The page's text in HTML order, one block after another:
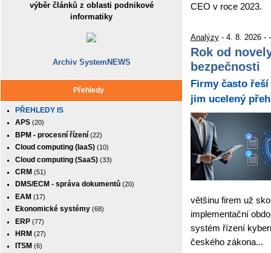
výběr článků z oblasti podnikové
informatiky
Archiv SystemNEWS
Přehledy
PŘEHLEDY IS
APS (20)
BPM - procesní řízení (22)
Cloud computing (IaaS) (10)
Cloud computing (SaaS) (33)
CRM (51)
DMS/ECM - správa dokumentů (20)
EAM (17)
Ekonomické systémy (68)
ERP (77)
HRM (27)
ITSM (6)
CEO v roce 2023.
Analýzy - 4. 8. 2026 -
Rok od
bezpečnosti
Firmy často
jim ucelený
většinu firem už
implementační
systém řízení
českého zákona...